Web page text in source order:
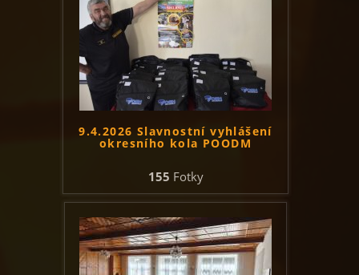
9.4.2026 Slavnostní vyhlášení
okresního kola POODM
155 Fotky